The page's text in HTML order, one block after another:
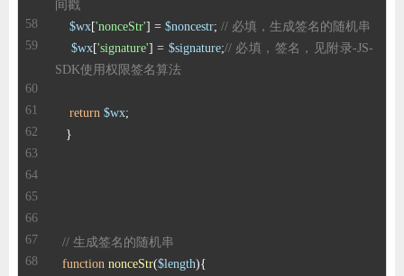
间戳
$wx['nonceStr'] = $noncestr; // 必填，生成签名的随机串
$wx['signature'] = $signature;// 必填，签名，见附录-JS-
SDK使用权限签名算法
return $wx
// 生成签名的随机串
function nonceStr($length)